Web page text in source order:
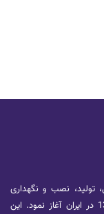
تولید، نصب و نگهداری
سیستم های تصویرگر پزشکی هسته ای از خرداد 1389 در ایران آغاز نمود. این